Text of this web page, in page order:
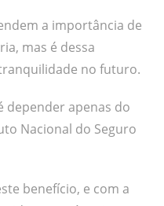
a importância de
mas é dessa
no futuro.
depender apenas do
Nacional do Seguro
benefício, e com a